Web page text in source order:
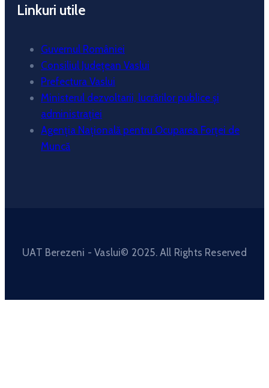
Linkuri utile
Guvernul României
Consiliul Județean Vaslui
Prefectura Vaslui
Ministerul dezvoltarii, lucrărilor publice și
administrației
Agenția Națională pentru Ocuparea Forței de
Muncă
UAT Berezeni - Vaslui© 2025. All Rights Reserved